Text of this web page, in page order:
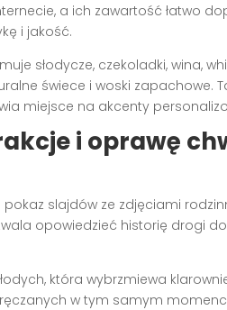
a ich zawartość łatwo
i jakość.
słodycze, czekoladki, wina,
świece i woski zapachowe.
miejsce na akcenty
i oprawę
slajdów ze zdjęciami
opowiedzieć historię drogi
która wybrzmiewa
w tym samym